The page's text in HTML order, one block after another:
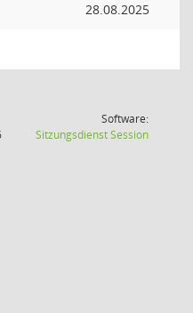
28.08.2025
Software:
SitzungsdienstSession(Wird in